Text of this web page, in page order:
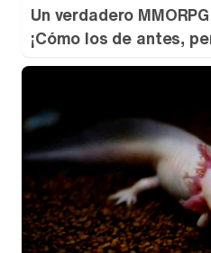
Un verdadero
¡Cómo los de antes,